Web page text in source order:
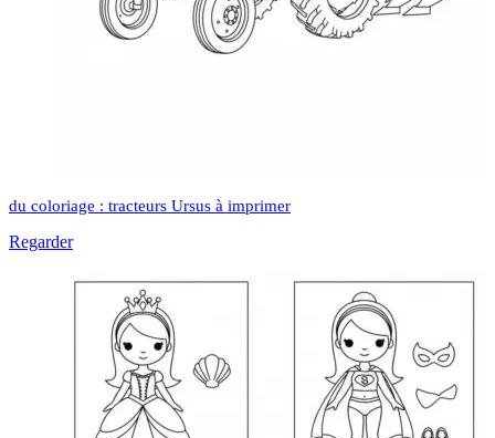
du coloriage : tracteurs Ursus à imprimer
Regarder